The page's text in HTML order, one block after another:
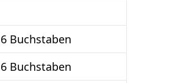
6 Buchstaben
6 Buchstaben